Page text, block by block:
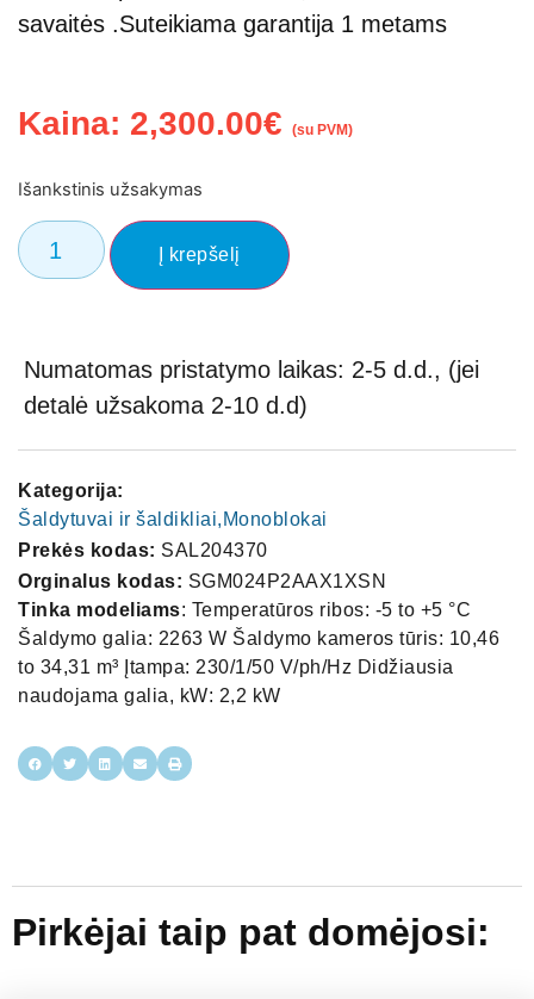
savaitės .Suteikiama garantija 1 metams
Kaina: 2,300.00€ (su PVM)
Išankstinis užsakymas
Į krepšelį
Numatomas pristatymo laikas: 2-5 d.d., (jei
detalė užsakoma 2-10 d.d)
Kategorija:
Šaldytuvai ir šaldikliai,Monoblokai
Prekės kodas: SAL204370
Orginalus kodas: SGM024P2AAX1XSN
Tinka modeliams: Temperatūros ribos: -5 to +5 °C
Šaldymo galia: 2263 W Šaldymo kameros tūris: 10,46
to 34,31 m³ Įtampa: 230/1/50 V/ph/Hz Didžiausia
naudojama galia, kW: 2,2 kW
Pirkėjai taip pat domėjosi: